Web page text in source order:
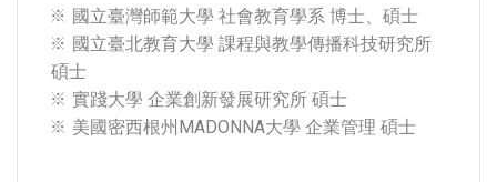
國立臺灣師範大學 社會教育學系 博士、碩士
國立臺北教育大學 課程與教學傳播科技研究所
碩士
實踐大學 企業創新發展研究所 碩士
美國密西根州MADONNA大學 企業管理 碩士